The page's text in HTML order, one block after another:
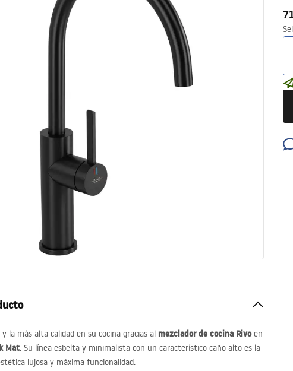
la más alta calidad en su cocina gracias al mezclador de cocina Rivoen
Mat. Su línea esbelta y minimalista con un característico caño alto es la
lujosa y máxima funcionalidad.